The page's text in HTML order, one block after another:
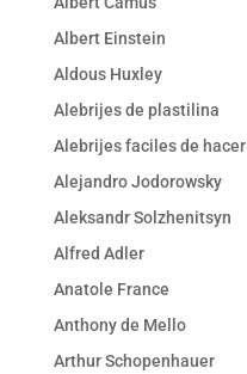
Albert Einstein
Aldous Huxley
Alebrijes de plastilina
Alebrijes faciles de hacer
Alejandro Jodorowsky
Aleksandr Solzhenitsyn
Alfred Adler
Anatole France
Anthony de Mello
Arthur Schopenhauer